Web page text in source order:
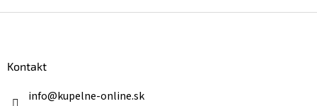
Kontakt
info@kupelne-online.sk